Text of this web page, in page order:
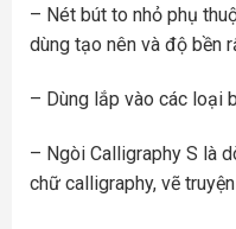
– Nét bút to nhỏ phụ
dùng tạo nên và độ bền
– Dùng lắp vào các loại
– Ngòi Calligraphy S là
chữ calligraphy, vẽ